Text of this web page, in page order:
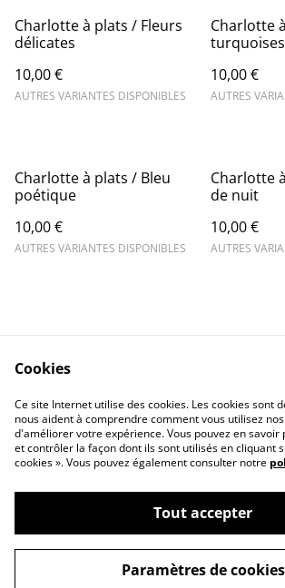
Charlotte à plats / Fleurs
délicates
10,00 €
AUTRES VARIANTES DISPONIBLES
Charlotte
10,00 €
AUTRES
Charlotte à plats / Bleu
poétique
10,00 €
AUTRES VARIANTES DISPONIBLES
Charlotte
de nuit
10,00 €
AUTRES
Contact Us
Legal
Privacy Policy
Cookie
©2026L'ARBRE INDIGO
powered
Cookies
Ce site Internet utilise des cookies. Les cookies sont
nous aident à comprendre comment vous utilisez
d'améliorer votre expérience. Vous pouvez en savoir
et contrôler la façon dont ils sont utilisés en cliquant
cookies ». Vous pouvez également consulter notre
Tout accepter
Paramètres de cookies